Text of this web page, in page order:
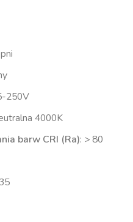
250V
4000K
barw CRI (Ra): > 80